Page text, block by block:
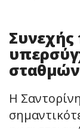
σταθμών
Η